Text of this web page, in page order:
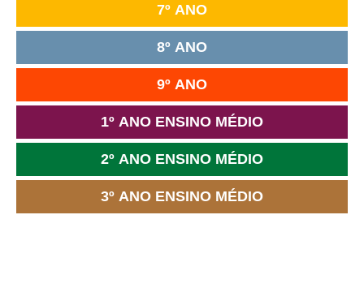
7º ANO
8º ANO
9º ANO
1º ANO ENSINO MÉDIO
2º ANO ENSINO MÉDIO
3º ANO ENSINO MÉDIO